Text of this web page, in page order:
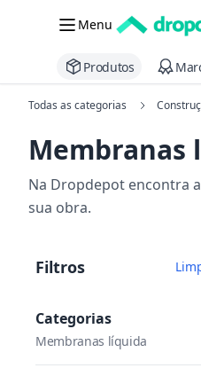
Menu
Produtos
Todas as categorias
Membranas
Na Dropdepot encontra
sua obra.
Filtros
Categorias
Membranas líquida